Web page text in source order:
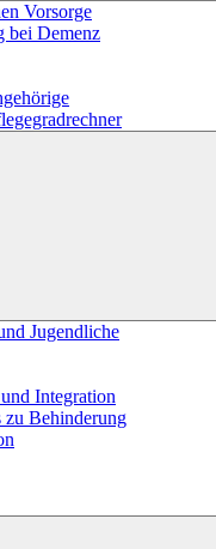
Vorsorge
bei Demenz
Jugendliche
Integration
zu Behinderung